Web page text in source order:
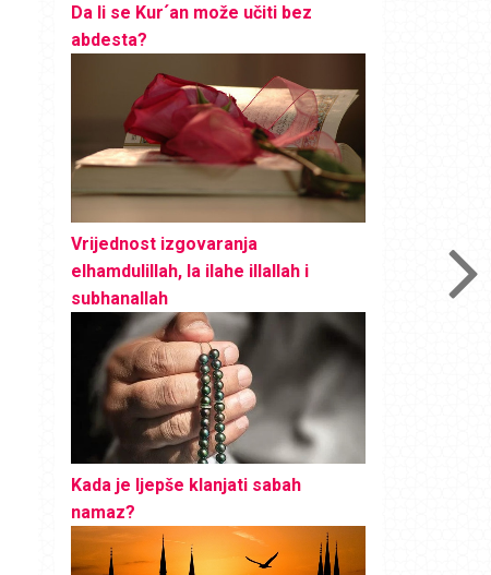
Da li se Kur´an može učiti bez
abdesta?
Vrijednost izgovaranja
elhamdulillah, la ilahe illallah i
subhanallah
Kada je ljepše klanjati sabah
namaz?